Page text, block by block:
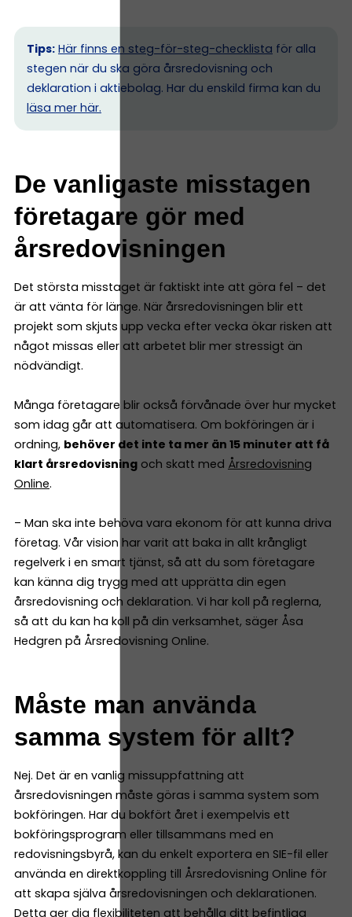
Tips: Här finns en steg-för-steg-checklista för alla
stegen när du ska göra årsredovisning och
deklaration i aktiebolag. Har du enskild firma kan du
läsa mer här.
De vanligaste misstagen
företagare gör med
årsredovisningen
Det största misstaget är faktiskt inte att göra fel – det
är att vänta för länge. När årsredovisningen blir ett
projekt som skjuts upp vecka efter vecka ökar risken att
något missas eller att arbetet blir mer stressigt än
nödvändigt.
Många företagare blir också förvånade över hur mycket
som idag går att automatisera. Om bokföringen är i
ordning, behöver det inte ta mer än 15 minuter att få
klart årsredovisning och skatt med Årsredovisning
Online.
– Man ska inte behöva vara ekonom för att kunna driva
företag. Vår vision har varit att baka in allt krångligt
regelverk i en smart tjänst, så att du som företagare
kan känna dig trygg med att upprätta din egen
årsredovisning och deklaration. Vi har koll på reglerna,
så att du kan ha koll på din verksamhet, säger Åsa
Hedgren på Årsredovisning Online.
Måste man använda
samma system för allt?
Nej. Det är en vanlig missuppfattning att
årsredovisningen måste göras i samma system som
bokföringen. Har du bokfört året i exempelvis ett
bokföringsprogram eller tillsammans med en
redovisningsbyrå, kan du enkelt exportera en SIE-fil eller
använda en direktkoppling till Årsredovisning Online för
att skapa själva årsredovisningen och deklarationen.
Detta ger dig flexibiliteten att behålla ditt befintliga